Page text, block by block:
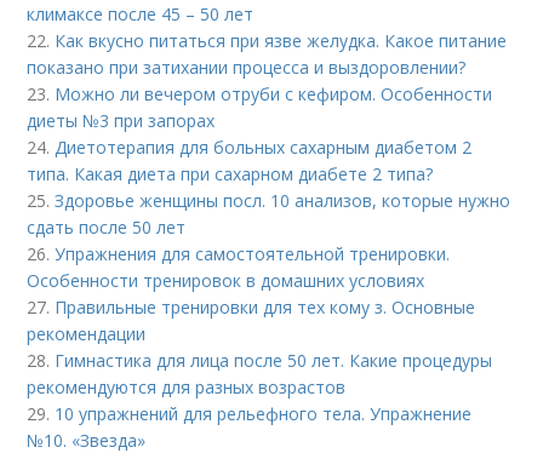
климаксе после 45 – 50 лет
22. Как вкусно питаться при язве желудка. Какое питание
показано при затихании процесса и выздоровлении?
23. Можно ли вечером отруби с кефиром. Особенности
диеты №3 при запорах
24.Диетотерапия для больных сахарным диабетом 2
типа. Какая диета при сахарном диабете 2 типа?
25.Здоровье женщины посл. 10 анализов, которые нужно
сдать после 50 лет
26.Упражнения для самостоятельной тренировки.
Особенности тренировок в домашних условиях
27. Правильные тренировки для тех кому з. Основные
рекомендации
28. Гимнастика для лица после 50 лет. Какие процедуры
рекомендуются для разных возрастов
29. 10 упражнений для рельефного тела. Упражнение
№10. «Звезда»